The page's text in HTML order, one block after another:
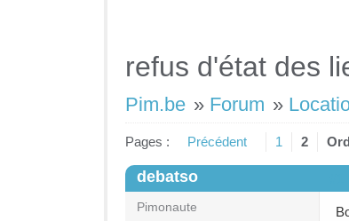
refus d'état des
Pim.be » Forum »
Pages : Précédent 1 2
debatso
Pimonaute